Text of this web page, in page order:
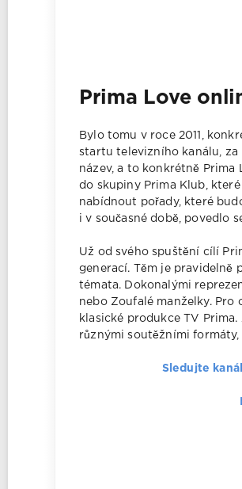
Prima Love
Bylo tomu v roce 2011,
startu televizního kanálu, za
název, a to konkrétně Prima
do skupiny Prima Klub,
nabídnout pořady, které
i v současné době, povedlo
Už od svého spuštění cílí
generací. Těm je pravidelně
témata. Dokonalými
nebo Zoufalé manželky. Pro
klasické produkce TV
různými soutěžními
Sledujte